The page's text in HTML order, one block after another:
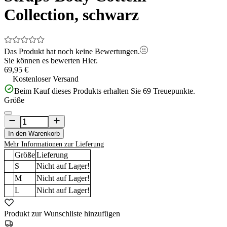
Collection, schwarz
Das Produkt hat noch keine Bewertungen.
Sie können es bewerten Hier.
69,95 €
Kostenloser Versand
Beim Kauf dieses Produkts erhalten Sie 69 Treuepunkte.
Größe
In den Warenkorb
Mehr Informationen zur Lieferung
GrößeLieferung
S
Nicht auf Lager!
M
Nicht auf Lager!
L
Nicht auf Lager!
Produkt zur Wunschliste hinzufügen